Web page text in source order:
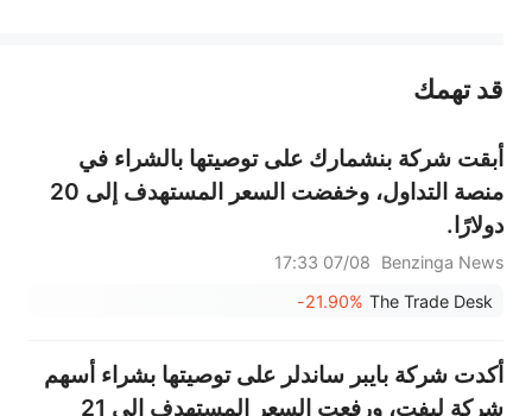
عند الضرورة، يرجى استشارة مستشار استثمار محترف. لا تقدم منصة سهم أي مشورة استثمارية، ولا تقدم أي التزامات أو ضمانات.
قد تهمك
أبقت شركة بنشمارك على توصيتها بالشراء في
منصة التداول، وخفضت السعر المستهدف إلى 20
دولارًا.
Benzinga News
07/08 17:33
The Trade Desk
-21.90%
أكدت شركة بايبر ساندلر على توصيتها بشراء أسهم
شركة ليفت، ورفعت السعر المستهدف إلى 21